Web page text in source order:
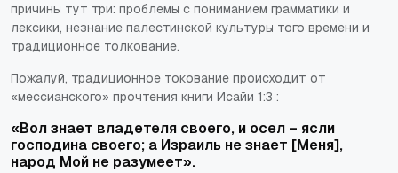
причины тут три: проблемы с пониманием грамматики и
лексики, незнание палестинской культуры того времени и
традиционное толкование.
Пожалуй, традиционное токование происходит от
«мессианского» прочтения книги Исайи 1:3 :
«Вол знает владетеля своего, и осел – ясли
господина своего; а Израиль не знает [Меня],
народ Мой не разумеет».